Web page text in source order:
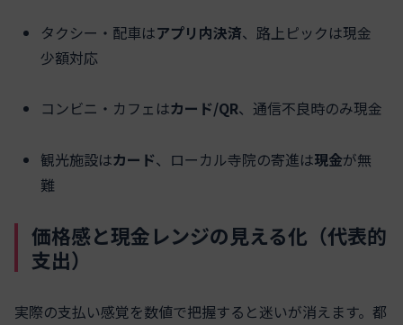
タクシー・配車はアプリ内決済、路上ピックは現金
少額対応
コンビニ・カフェはカード/QR、通信不良時のみ現金
観光施設はカード、ローカル寺院の寄進は現金が無
難
価格感と現金レンジの見える化（代表的
支出）
実際の支払い感覚を数値で把握すると迷いが消えます。都